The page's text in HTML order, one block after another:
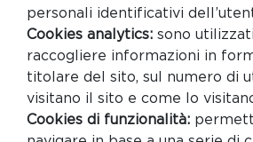
personali identificativi
Cookies analytics: sono
raccogliere informazioni in
titolare del sito, sul numero di
visitano il sito e come lo
Cookies di funzionalità: